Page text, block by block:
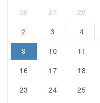
26 27 28
2
3 4
9
10 11
16
17 18
23
24 25